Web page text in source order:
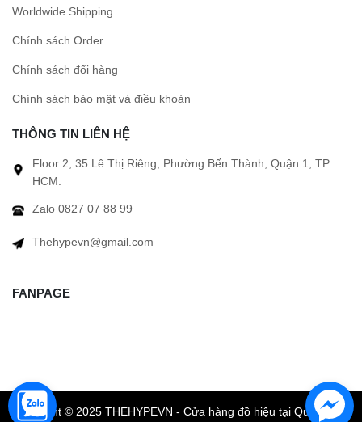
Worldwide Shipping
Chính sách Order
Chính sách đổi hàng
Chính sách bảo mật và điều khoản
THÔNG TIN LIÊN HỆ
Floor 2, 35 Lê Thị Riêng, Phường Bến Thành, Quận 1, TP
HCM.
Zalo 0827 07 88 99
Thehypevn@gmail.com
FANPAGE
Copyright © 2025 THEHYPEVN - Cửa hàng đồ hiệu tại Quận 1 TP